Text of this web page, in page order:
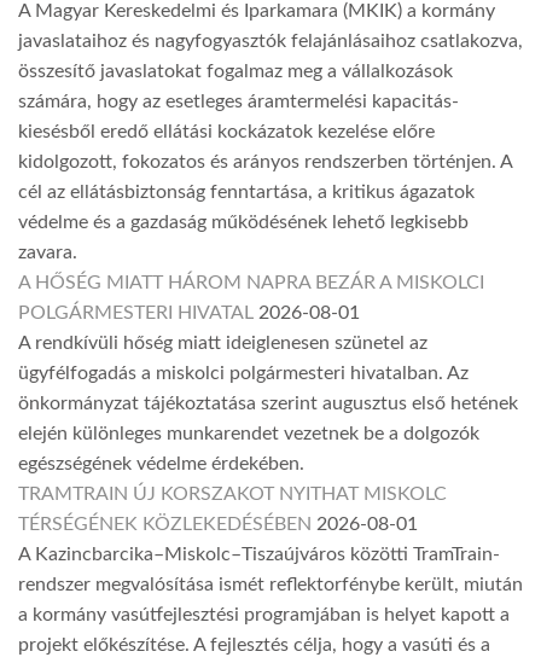
A Magyar Kereskedelmi és Iparkamara (MKIK) a kormány
javaslataihoz és nagyfogyasztók felajánlásaihoz csatlakozva,
összesítő javaslatokat fogalmaz meg a vállalkozások
számára, hogy az esetleges áramtermelési kapacitás-
kiesésből eredő ellátási kockázatok kezelése előre
kidolgozott, fokozatos és arányos rendszerben történjen. A
cél az ellátásbiztonság fenntartása, a kritikus ágazatok
védelme és a gazdaság működésének lehető legkisebb
zavara.
A HŐSÉG MIATT HÁROM NAPRA BEZÁR A MISKOLCI
POLGÁRMESTERI HIVATAL 2026-08-01
A rendkívüli hőség miatt ideiglenesen szünetel az
ügyfélfogadás a miskolci polgármesteri hivatalban. Az
önkormányzat tájékoztatása szerint augusztus első hetének
elején különleges munkarendet vezetnek be a dolgozók
egészségének védelme érdekében.
TRAMTRAIN ÚJ KORSZAKOT NYITHAT MISKOLC
TÉRSÉGÉNEK KÖZLEKEDÉSÉBEN 2026-08-01
A Kazincbarcika–Miskolc–Tiszaújváros közötti TramTrain-
rendszer megvalósítása ismét reflektorfénybe került, miután
a kormány vasútfejlesztési programjában is helyet kapott a
projekt előkészítése. A fejlesztés célja, hogy a vasúti és a